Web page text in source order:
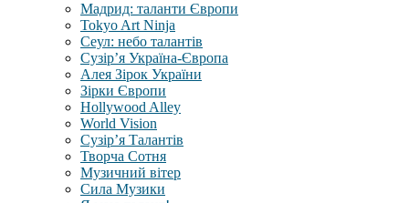
Мадрид: таланти Європи
Tokyo Art Ninja
Сеул: небо талантів
Сузір’я Україна-Європа
Алея Зірок України
Зірки Європи
Hollywood Alley
World Vision
Сузір’я Талантів
Творча Сотня
Музичний вітер
Сила Музики